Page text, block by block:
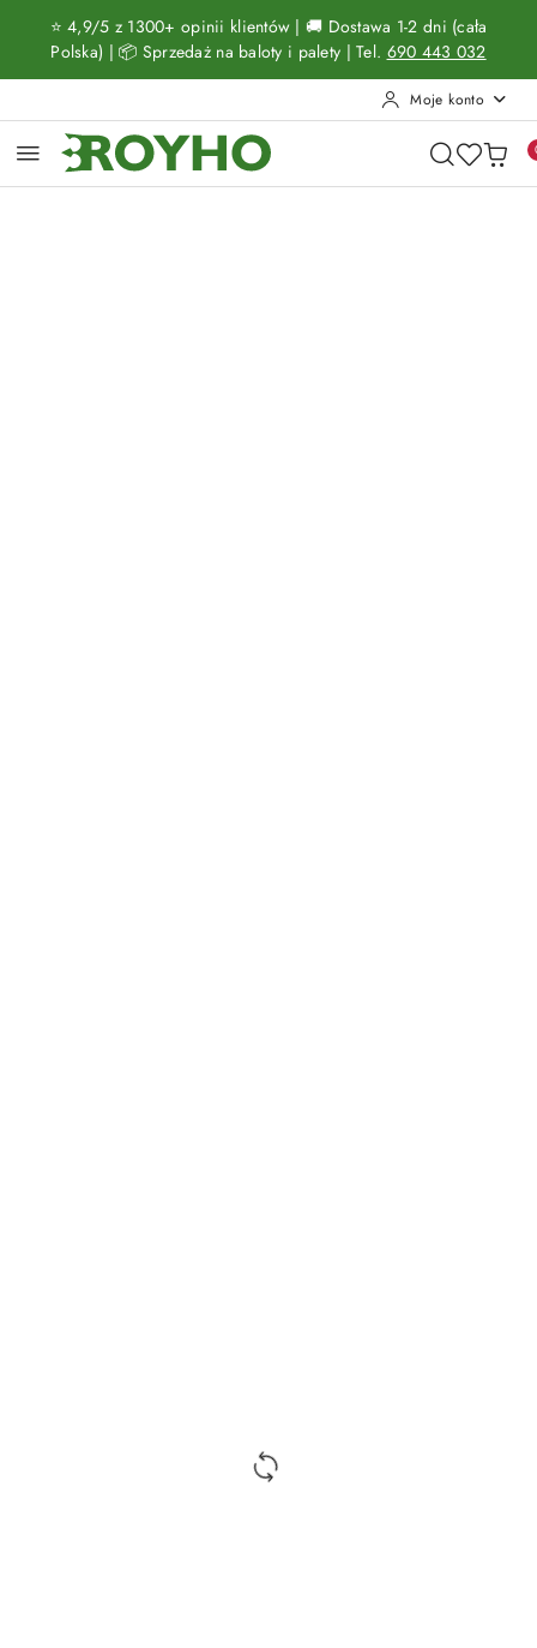
Przejdź do treści głównej
Przejdź do wyszukiwarki
Przejdź do moje konto
Przejdź do menu głównego
Przejdź do opisu produktu
Przejdź do stopki
⭐ 4,9/5 z 1300+ opinii klientów | 🚚 Dostawa 1-2 dni (cała
Polska) | 📦 Sprzedaż na baloty i palety | Tel. 690 443 032
Moje konto